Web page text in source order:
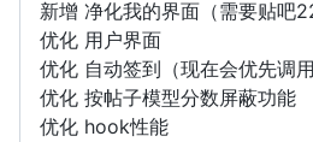
新增 净化我的界面（需要贴吧
优化 用户界面
优化 自动签到（现在会优先调
优化 按帖子模型分数屏蔽功能
优化 hook性能